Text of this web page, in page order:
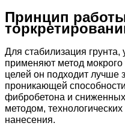
Принцип
Для стабилизация
применяют метод мокрого
целей он подходит лучше
проникающей
фибробетона и
методом,
нанесения.